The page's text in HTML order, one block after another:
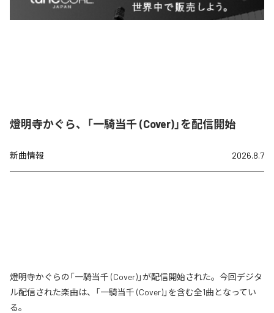
燈明寺かぐら、「一騎当千 (Cover)」を配信開始
新曲情報 2026.8.7
燈明寺かぐらの「一騎当千 (Cover)」が配信開始された。今回デジタ
ル配信された楽曲は、「一騎当千 (Cover)」を含む全1曲となってい
る。